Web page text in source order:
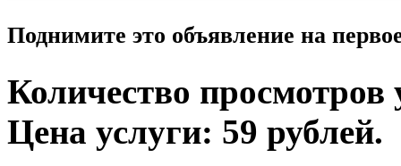
Поднимите это объявление на
Количество просмотров
Цена услуги: 59 рублей.